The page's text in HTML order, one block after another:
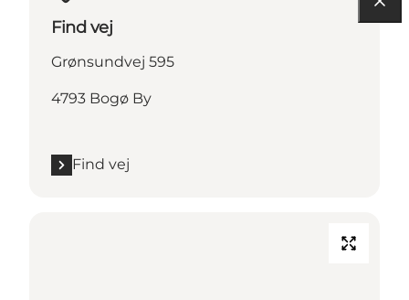
Find vej
Grønsundvej 595
4793 Bogø By
Find vej